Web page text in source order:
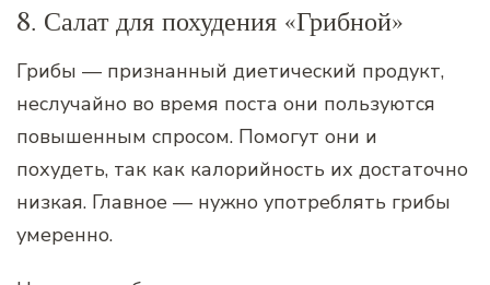
8. Салат для похудения «Грибной»
Грибы — признанный диетический продукт,
неслучайно во время поста они пользуются
повышенным спросом. Помогут они и
похудеть, так как калорийность их достаточно
низкая. Главное — нужно употреблять грибы
умеренно.